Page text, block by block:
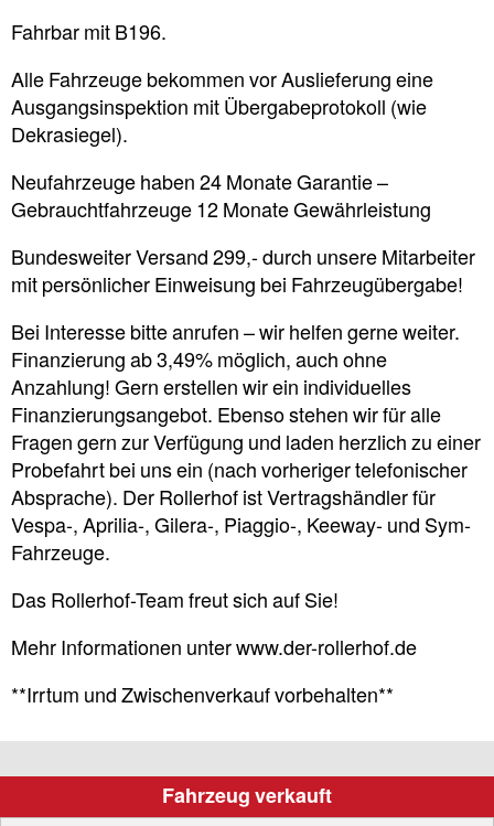
Fahrbar mit B196.
Alle Fahrzeuge bekommen vor Auslieferung eine
Ausgangsinspektion mit Übergabeprotokoll (wie
Dekrasiegel).
Neufahrzeuge haben 24 Monate Garantie –
Gebrauchtfahrzeuge 12 Monate Gewährleistung
Bundesweiter Versand 299,- durch unsere Mitarbeiter
mit persönlicher Einweisung bei Fahrzeugübergabe!
Bei Interesse bitte anrufen – wir helfen gerne weiter.
Finanzierung ab 3,49% möglich, auch ohne
Anzahlung! Gern erstellen wir ein individuelles
Finanzierungsangebot. Ebenso stehen wir für alle
Fragen gern zur Verfügung und laden herzlich zu einer
Probefahrt bei uns ein (nach vorheriger telefonischer
Absprache). Der Rollerhof ist Vertragshändler für
Vespa-, Aprilia-, Gilera-, Piaggio-, Keeway- und Sym-
Fahrzeuge.
Das Rollerhof-Team freut sich auf Sie!
Mehr Informationen unter www.der-rollerhof.de
**Irrtum und Zwischenverkauf vorbehalten**
Fahrzeug verkauft